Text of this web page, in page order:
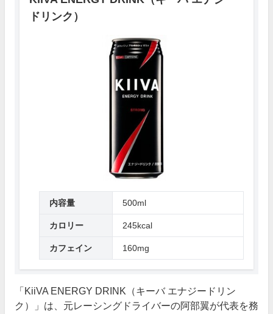
ドリンク）
内容量 500ml
カロリー 245kcal
カフェイン 160mg
「KiiVA ENERGY DRINK（キーバ エナジードリン
ク）」は、元レーシングドライバーの阿部翼が代表を務